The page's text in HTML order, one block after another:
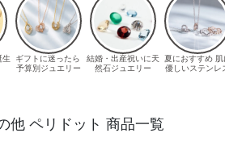
他 ペリドット 商品一覧